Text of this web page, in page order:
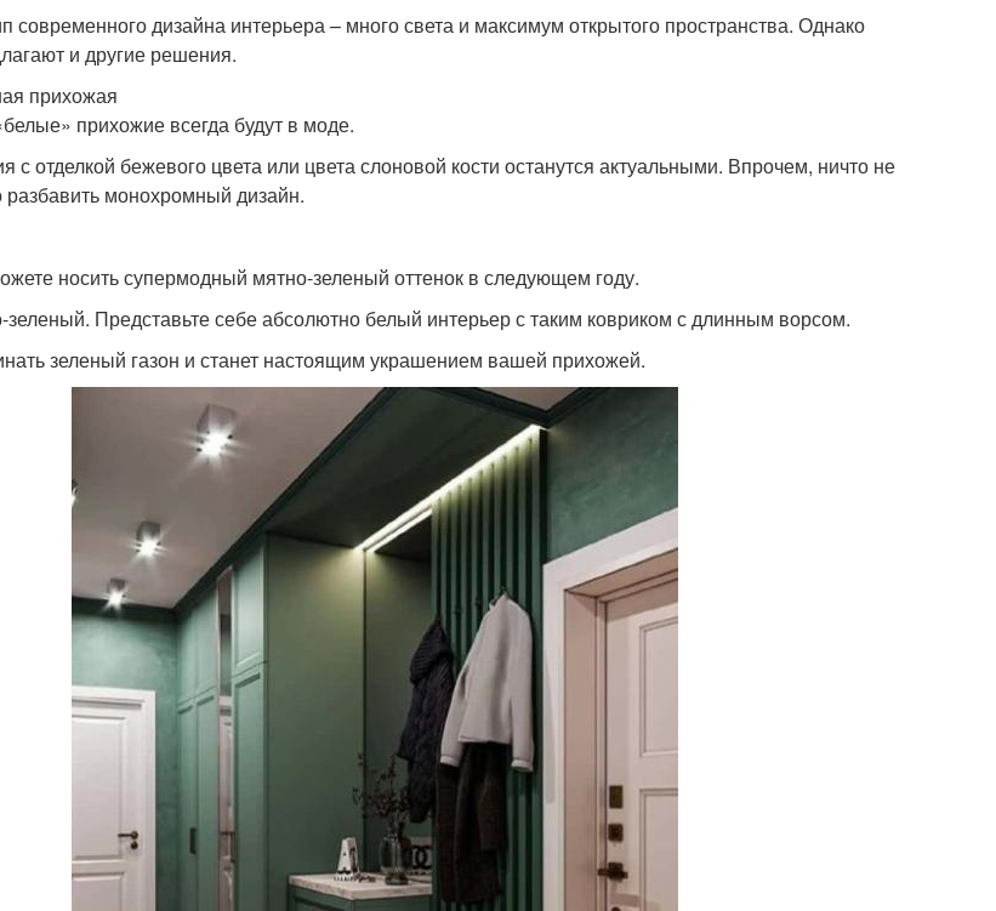
современного дизайна интерьера – много света и максимум открытого пространства. Однако
и другие решения.
прихожая
прихожие всегда будут в моде.
с отделкой бежевого цвета или цвета слоновой кости останутся актуальными. Впрочем, ничто не
монохромный дизайн.
носить супермодный мятно-зеленый оттенок в следующем году.
зеленый. Представьте себе абсолютно белый интерьер с таким ковриком с длинным ворсом.
зеленый газон и станет настоящим украшением вашей прихожей.